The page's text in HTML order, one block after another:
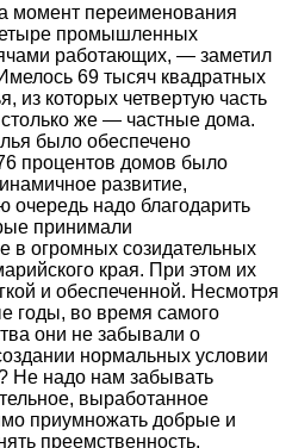
момент переименования
промышленных
работающих, — заметил
69 тысяч квадратных
из которых четвертую часть
же — частные дома.
было обеспечено
процентов домов было
развитие,
очередь надо благодарить
принимали
в огромных созидательных
края. При этом их
и обеспеченной. Несмотря
годы, во время самого
они не забывали о
нормальных условии
Не надо нам забывать
выработанное
приумножать добрые и
преемственность,